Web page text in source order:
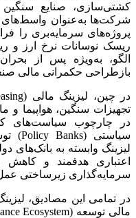
کشتی‌سازی، صنایع سنگین
شرکت‌ها به‌عنوان واسط‌های
پروژه‌های سرمایه‌بری را
ریسک نوسانات نرخ ارز و
بازطراحی حکمرانی مالی
در چین، لیزینگ مالی (
تجهیزات سنگین، هواپیما و
در چارچوب سیاست‌های
سیاستی (Policy Banks
)
لیزینگ وابسته به بانک‌های
اعتباری هدفمند و کاهش
سرمایه‌گذاری زیرساختی
در تمامی این مصادیق،
مالی توسعه (Ecosystem